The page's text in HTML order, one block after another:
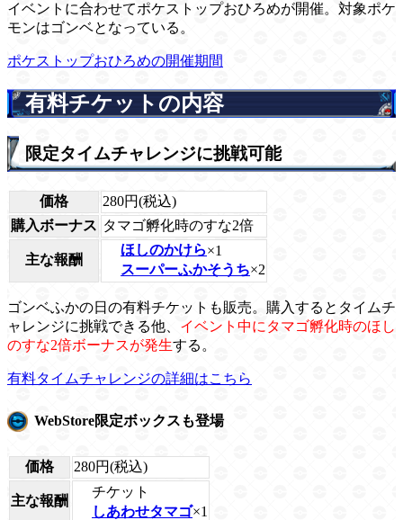
イベントに合わせてポケストップおひろめが開催。対象ポケ
モンはゴンベとなっている。
ポケストップおひろめの開催期間
有料チケットの内容
限定タイムチャレンジに挑戦可能
価格
280円(税込)
購入ボーナス タマゴ孵化時のすな2倍
主な報酬
ほしのかけら×1
スーパーふかそうち×2
ゴンベふかの日の有料チケットも販売。購入するとタイムチ
ャレンジに挑戦できる他、 イベント中にタマゴ孵化時のほし
のすな2倍ボーナスが発生する。
有料タイムチャレンジの詳細はこちら
WebStore限定ボックスも登場
価格 280円(税込)
主な報酬
チケット
しあわせタマゴ×1